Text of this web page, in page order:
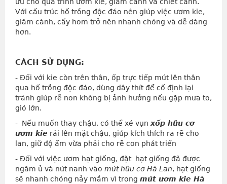
ưu cho quá trình ươm kie, giâm cành và chiết cành.
Với cấu trúc hố trồng độc đáo nên giúp việc ươm kie,
giâm cành, cấy hom trở nên nhanh chóng và dễ dàng
hơn.
CÁCH SỬ DỤNG:
- Đối với kie còn trên thân, ốp trực tiếp mút lên thân
qua hố trồng độc đáo, dùng dây thít để cố định lại
tránh giúp rễ non không bị ảnh hưởng nếu gặp mưa to,
gió lớn.
- Nếu muốn thay chậu, có thể xé vụnxốp hữu cơ
ươm kie rải lên mặt chậu, giúp kích thích ra rễ cho
lan, giữ độ ẩm vừa phải cho rễ con phát triển
- Đối với việc ươm hạt giống, đặt hạt giống đã được
ngâm ủ và nứt nanh vào mút hữu cơ Hà Lan, hạt giống
sẽ nhanh chóng nảy mầm vì trong mút ươm kie Hà